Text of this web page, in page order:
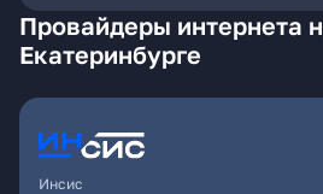
Провайдеры интернета
Екатеринбурге
Инсис